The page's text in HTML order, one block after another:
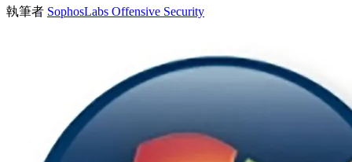
執筆者 SophosLabs Offensive Security